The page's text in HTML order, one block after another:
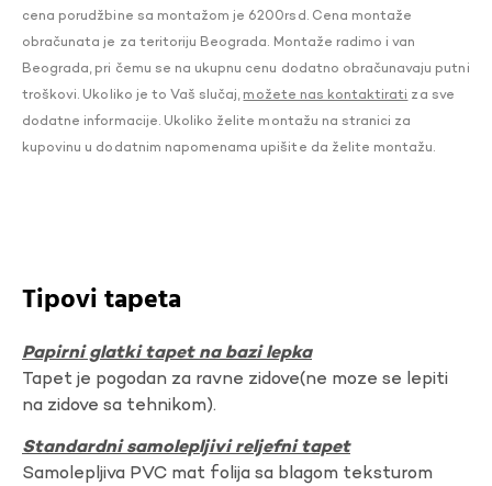
cena porudžbine sa montažom je 6200rsd. Cena montaže
obračunata je za teritoriju Beograda. Montaže radimo i van
Beograda, pri čemu se na ukupnu cenu dodatno obračunavaju putni
troškovi. Ukoliko je to Vaš slučaj, možete nas kontaktirati za sve
dodatne informacije. Ukoliko želite montažu na stranici za
kupovinu u dodatnim napomenama upišite da želite montažu.
Tipovi tapeta
Papirni glatki tapet na bazi lepka
Tapet je pogodan za ravne zidove(ne moze se lepiti
na zidove sa tehnikom).
Standardni samolepljivi reljefni tapet
Samolepljiva PVC mat folija sa blagom teksturom